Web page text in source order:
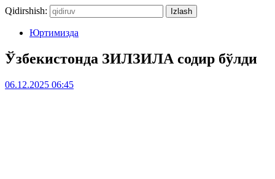
Qidirshish:
Юртимизда
Ўзбекистонда ЗИЛЗИЛА содир бўлди
06.12.2025 06:45